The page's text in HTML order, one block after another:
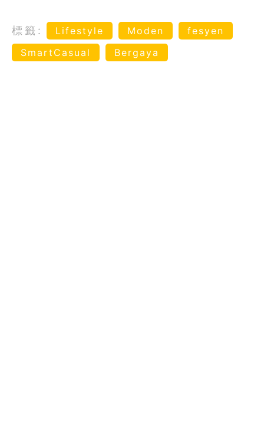
標籤: Lifestyle Moden
fesyen
SmartCasual
Bergaya